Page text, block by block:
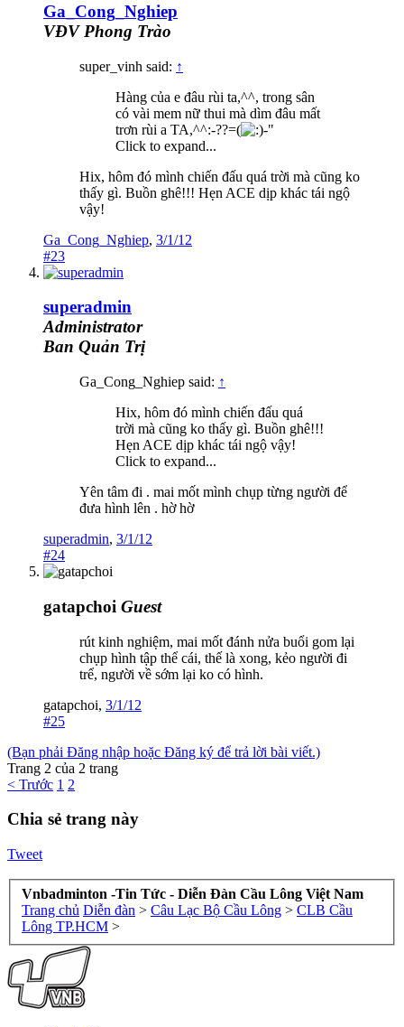
Ga_Cong_Nghiep
VĐV Phong Trào
super_vinh said: ↑
Hàng của e đâu rùi ta,^^, trong sân
có vài mem nữ thui mà dìm đâu mất
trơn rùi a TA,^^:-??=(
-"
Click to expand...
Hix, hôm đó mình chiến đấu quá trời mà cũng ko
thấy gì. Buồn ghê!!! Hẹn ACE dịp khác tái ngộ
vậy!
Ga_Cong_Nghiep, 3/1/12
#23
superadmin
Administrator
Ban Quản Trị
Ga_Cong_Nghiep said: ↑
Hix, hôm đó mình chiến đấu quá
trời mà cũng ko thấy gì. Buồn ghê!!!
Hẹn ACE dịp khác tái ngộ vậy!
Click to expand...
Yên tâm đi . mai mốt mình chụp từng người để
đưa hình lên . hờ hờ
superadmin, 3/1/12
#24
gatapchoi Guest
rút kinh nghiệm, mai mốt đánh nửa buổi gom lại
chụp hình tập thể cái, thế là xong, kẻo người đi
trể, người về sớm lại ko có hình.
gatapchoi, 3/1/12
#25
(Bạn phải Đăng nhập hoặc Đăng ký để trả lời bài viết.)
Trang 2 của 2 trang
< Trước 1 2
Chia sẻ trang này
Tweet
Vnbadminton -Tin Tức - Diễn Đàn Cầu Lông Việt Nam
Trang chủ Diễn đàn > Câu Lạc Bộ Cầu Lông > CLB Cầu
Lông TP.HCM >